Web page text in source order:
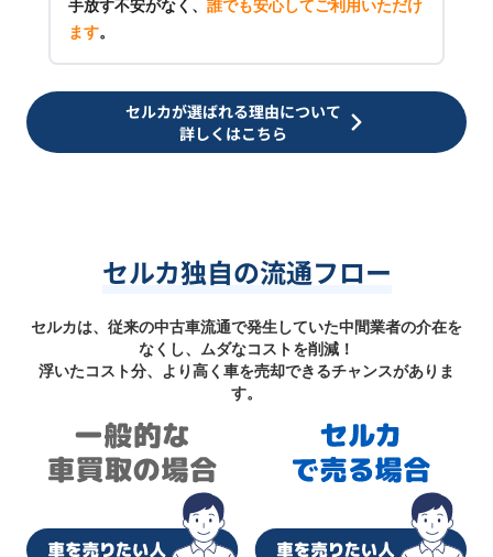
手放す不安がなく、 誰でも安心してご利用いただけ
ます。
セルカが選ばれる理由について
詳しくはこちら
セルカ独自の流通フロー
セルカは、従来の中古車流通で発生していた中間業者の介在を
なくし、ムダなコストを削減！
浮いたコスト分、より高く車を売却できるチャンスがありま
す。